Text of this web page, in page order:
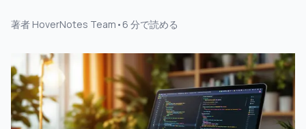
著者 HoverNotes Team • 6 分で読める